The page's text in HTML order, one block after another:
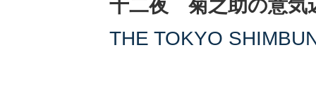
十二夜 菊之助の意気
THE TOKYO